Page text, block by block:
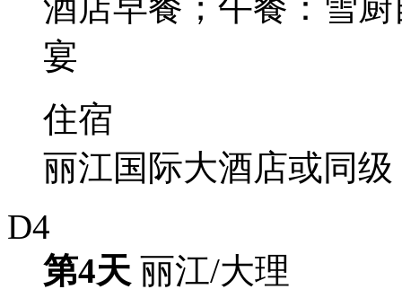
宴
住宿
丽江国际大酒店或同级
D4
第4天 丽江/大理